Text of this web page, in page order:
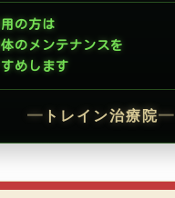
の方は
のメンテナンスを
めします
━ トレイン治療院━